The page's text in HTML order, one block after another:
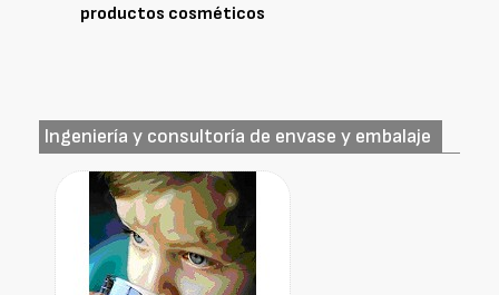
productos cosméticos
Ingeniería y consultoría de envase y embalaje